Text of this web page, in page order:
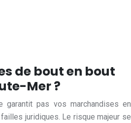
de bout en bout
Mer ?
garantit pas vos marchandises en
juridiques. Le risque majeur se